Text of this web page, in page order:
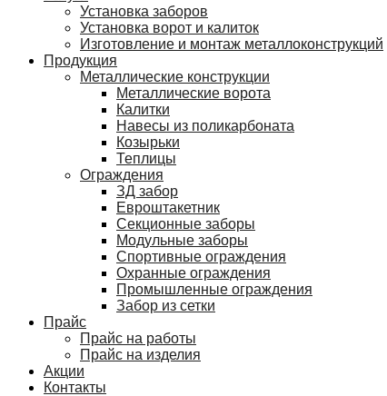
Установка заборов
Установка ворот и калиток
Изготовление и монтаж металлоконструкций
Продукция
Металлические конструкции
Металлические ворота
Калитки
Навесы из поликарбоната
Козырьки
Теплицы
Ограждения
ЗД забор
Евроштакетник
Секционные заборы
Модульные заборы
Спортивные ограждения
Охранные ограждения
Промышленные ограждения
Забор из сетки
Прайс
Прайс на работы
Прайс на изделия
Акции
Контакты